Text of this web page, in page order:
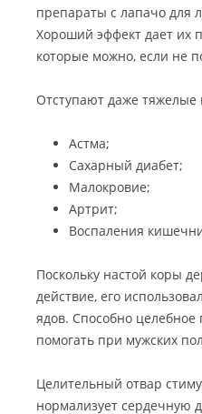
препараты с лапачо для
Хороший эффект дает их
которые можно, если не
Отступают даже тяжелые
Астма;
Сахарный диабет;
Малокровие;
Артрит;
Воспаления
Поскольку настой коры
действие, его
ядов. Способно целебное
помогать при мужских
Целительный отвар
нормализует сердечную